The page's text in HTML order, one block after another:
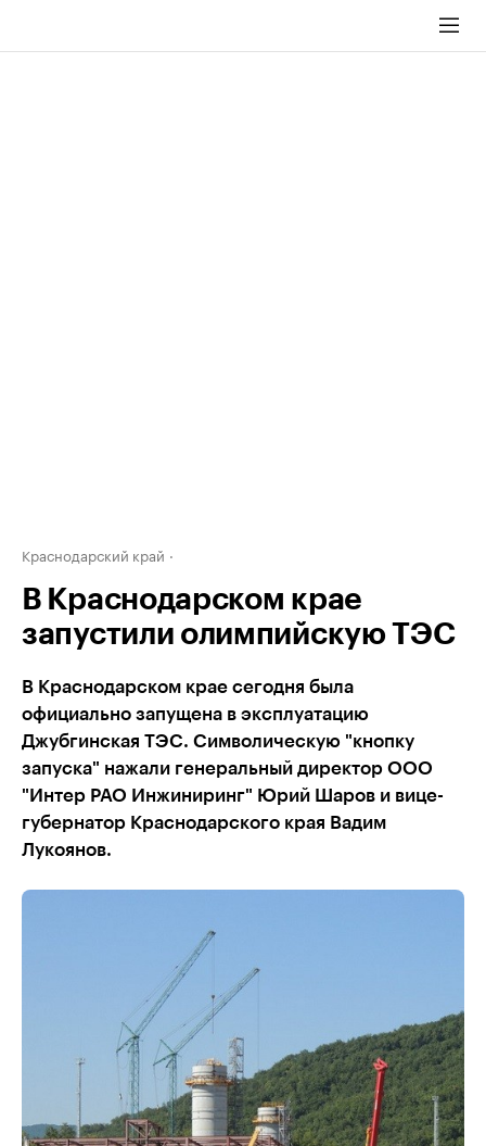
Краснодарский край
В Краснодарском крае
запустили олимпийскую ТЭС
В Краснодарском крае сегодня была
официально запущена в эксплуатацию
Джубгинская ТЭС. Символическую "кнопку
запуска" нажали генеральный директор ООО
"Интер РАО Инжиниринг" Юрий Шаров и вице-
губернатор Краснодарского края Вадим
Лукоянов.